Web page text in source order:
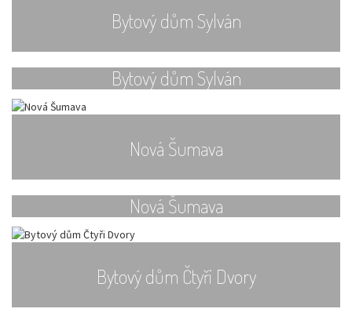
Bytový dům Sylván
Bytový dům Sylván
Nová Šumava
Nová Šumava
Bytový dům Čtyři Dvory